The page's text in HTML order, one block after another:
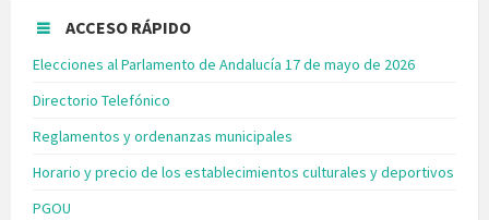
ACCESO RÁPIDO
Elecciones al Parlamento de Andalucía 17 de mayo de 2026
Directorio Telefónico
Reglamentos y ordenanzas municipales
Horario y precio de los establecimientos culturales y deportivos
PGOU